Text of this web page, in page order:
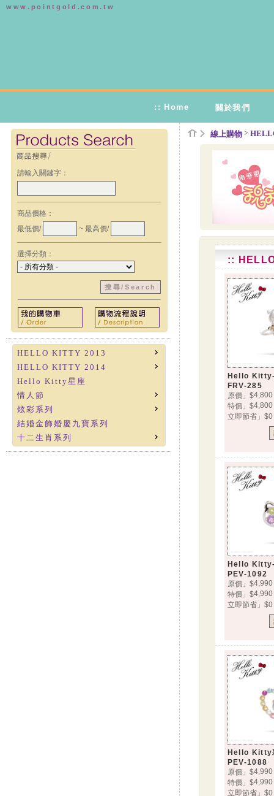
www.pointgold.com.tw
:: Home 關於我們
線上購物 >
::
Hello Kitty-
FRV-285
原價」$4,800
特價」$4,800
立即節省」$0
Hello Kitty-
PEV-1092
原價」$4,990
特價」$4,990
立即節省」$0
Hello Kitty
PEV-1088
原價」$4,990
特價」$4,990
立即節省」$0
請輸入關鍵字：
商品價格：
最低價/
~ 最高價/
選擇分類：
HELLO KITTY 2013
HELLO KITTY 2014
Hello Kitty星座
情人節
炫彩系列
結婚金飾婚慶九寶系列
十二生肖系列